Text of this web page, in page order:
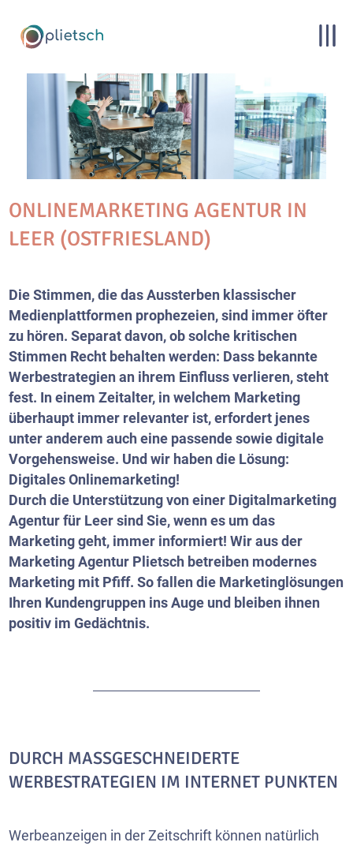
ONLINEMARKETING AGENTUR IN
LEER (OSTFRIESLAND)
Die Stimmen, die das Aussterben klassischer
Medienplattformen prophezeien, sind immer öfter
zu hören. Separat davon, ob solche kritischen
Stimmen Recht behalten werden: Dass bekannte
Werbestrategien an ihrem Einfluss verlieren, steht
fest. In einem Zeitalter, in welchem Marketing
überhaupt immer relevanter ist, erfordert jenes
unter anderem auch eine passende sowie digitale
Vorgehensweise. Und wir haben die Lösung:
Digitales Onlinemarketing!
Durch die Unterstützung von einer Digitalmarketing
Agentur für Leer sind Sie, wenn es um das
Marketing geht, immer informiert! Wir aus der
Marketing Agentur Plietsch betreiben modernes
Marketing mit Pfiff. So fallen die Marketinglösungen
Ihren Kundengruppen ins Auge und bleiben ihnen
positiv im Gedächtnis.
DURCH MASSGESCHNEIDERTE W
ERBESTRATEGIEN IM INTERNET PUNKTEN
Werbeanzeigen in der Zeitschrift können natürlich